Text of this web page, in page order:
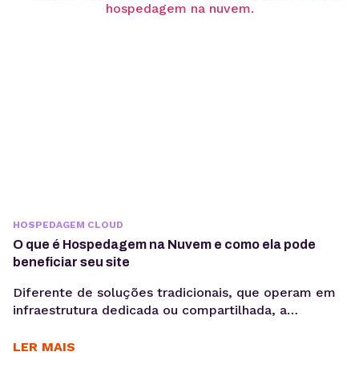
HOSPEDAGEM CLOUD
O que é Hospedagem na Nuvem e como ela pode
beneficiar seu site
Diferente de soluções tradicionais, que operam em
infraestrutura dedicada ou compartilhada, a
sejam ajustados dinamicamente conforme a
LER MAIS